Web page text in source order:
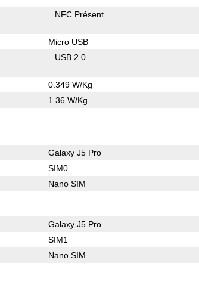
NFC Présent
Micro USB
USB 2.0
0.349 W/Kg
1.36 W/Kg
Galaxy J5 Pro
SIM0
Nano SIM
Galaxy J5 Pro
SIM1
Nano SIM